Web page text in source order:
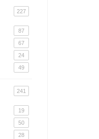
227
87
67
24
49
241
19
50
28